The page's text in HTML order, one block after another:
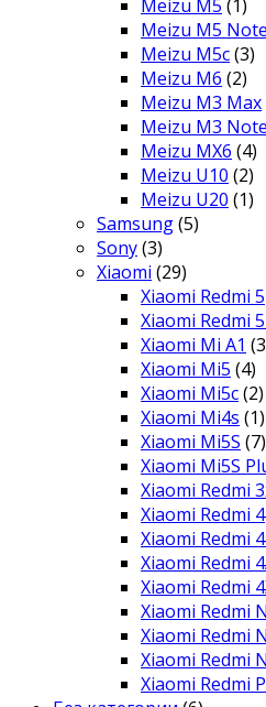
Meizu M5 (1)
Meizu M5 Note
Meizu M5c(3)
Meizu M6 (2)
Meizu M3 Max
Meizu M3 Note
Meizu MX6 (4)
Meizu U10 (2)
Meizu U20 (1)
Samsung(5)
Sony(3)
Xiaomi (29)
Xiaomi Redmi 5
Xiaomi Redmi
Xiaomi Mi A1
Xiaomi Mi5 (4)
Xiaomi Mi5c(2)
Xiaomi Mi4s (1)
Xiaomi Mi5S (7)
Xiaomi Mi5S
Xiaomi Redmi
Xiaomi Redmi 4
Xiaomi Redmi
Xiaomi Redmi
Xiaomi Redmi
Xiaomi Redmi
Xiaomi Redmi
Xiaomi Redmi
Xiaomi Redmi